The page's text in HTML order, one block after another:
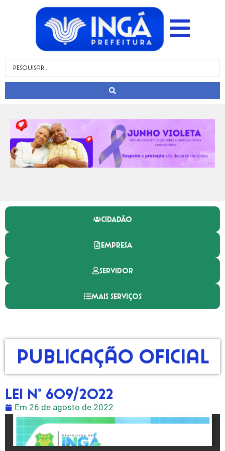
CIDADÃO
EMPRESA
SERVIDOR
MAIS SERVIÇOS
Publicação Oficial
LEI N° 609/2022
Em 26 de agosto de 2022